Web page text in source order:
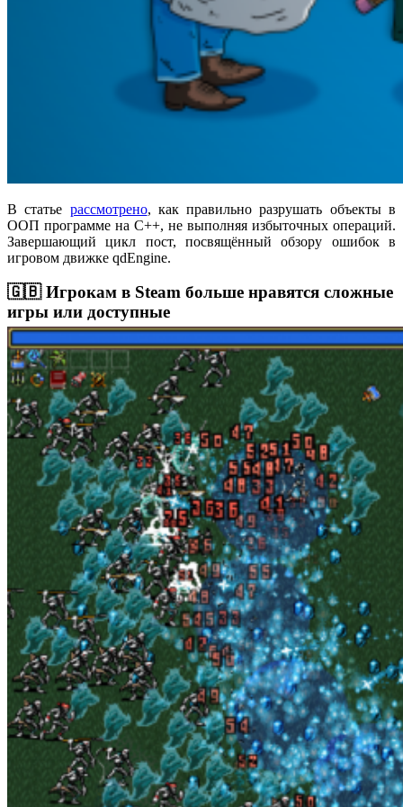
В статье рассмотрено, как правильно разрушать объекты в
ООП программе на C++, не выполняя избыточных операций.
Завершающий цикл пост, посвящённый обзору ошибок в
игровом движке qdEngine.
🇬🇧 Игрокам в Steam больше нравятся сложные
игры или доступные